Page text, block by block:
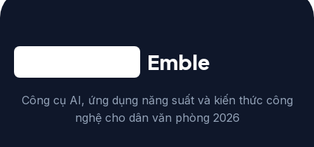
Emble
Công cụ AI, ứng dụng năng suất và kiến thức công
nghệ cho dân văn phòng 2026